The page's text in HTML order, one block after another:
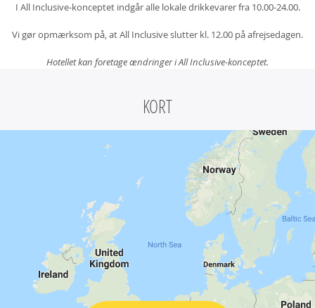
I All Inclusive-konceptet indgår alle lokale drikkevarer fra 10.00-24.00.
Vi gør opmærksom på, at All Inclusive slutter kl. 12.00 på afrejsedagen.
Hotellet kan foretage ændringer i All Inclusive-konceptet.
KORT